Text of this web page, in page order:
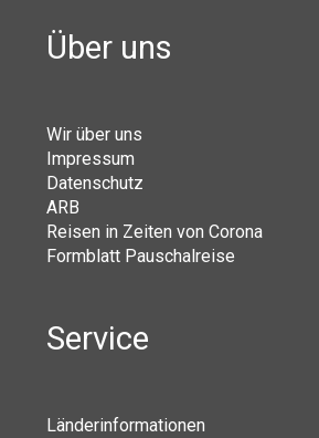
Über uns
Wir über uns
Impressum
Datenschutz
ARB
Reisen in Zeiten von Corona
Formblatt Pauschalreise
Service
Länderinformationen